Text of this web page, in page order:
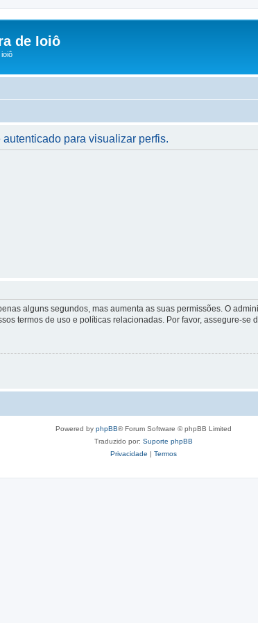
de Ioiô
para visualizar perfis.
alguns segundos, mas aumenta as suas permissões. O
termos de uso e políticas relacionadas. Por favor, assegure-
Powered by phpBB® Forum Software © phpBB Limited
Traduzido por: Suporte phpBB
Privacidade | Termos